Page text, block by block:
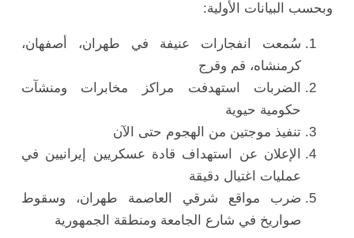
وبحسب البيانات الأولية:
سُمعت انفجارات عنيفة في طهران، أصفهان،
كرمنشاه، قم وقرج
الضربات استهدفت مراكز مخابرات ومنشآت
حكومية حيوية
تنفيذ موجتين من الهجوم حتى الآن
الإعلان عن استهداف قادة عسكريين إيرانيين في
عمليات اغتيال دقيقة
ضرب مواقع شرقي العاصمة طهران، وسقوط
صواريخ في شارع الجامعة ومنطقة الجمهورية